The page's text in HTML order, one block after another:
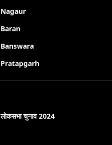
Nagaur
Baran
Banswara
Pratapgarh
लोकसभा चुनाव 2024